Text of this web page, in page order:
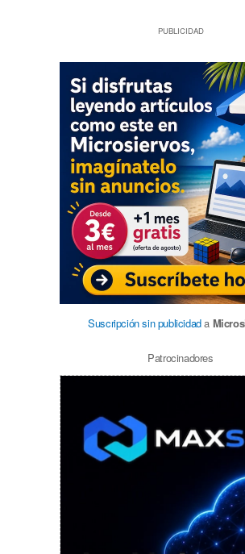
PUBLICIDAD
Suscripción sin publicidada
Patrocinadores